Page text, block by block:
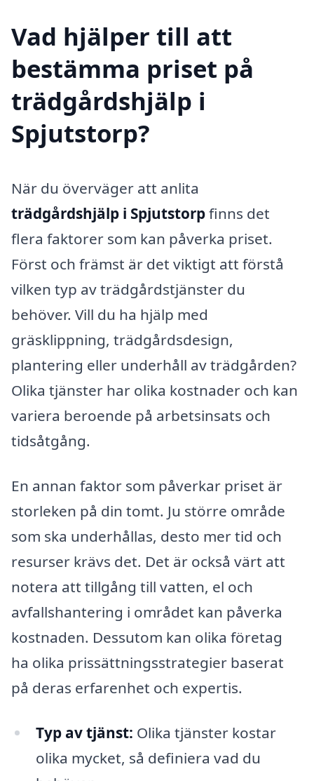
Vad hjälper till att
bestämma priset på
trädgårdshjälp i
Spjutstorp?
När du överväger att anlita
trädgårdshjälp i Spjutstorpfinns det
flera faktorer som kan påverka priset.
Först och främst är det viktigt att förstå
vilken typ av trädgårdstjänster du
behöver. Vill du ha hjälp med
gräsklippning, trädgårdsdesign,
plantering eller underhåll av trädgården?
Olika tjänster har olika kostnader och kan
variera beroende på arbetsinsats och
tidsåtgång.
En annan faktor som påverkar priset är
storleken på din tomt. Ju större område
som ska underhållas, desto mer tid och
resurser krävs det. Det är också värt att
notera att tillgång till vatten, el och
avfallshantering i området kan påverka
kostnaden. Dessutom kan olika företag
ha olika prissättningsstrategier baserat
på deras erfarenhet och expertis.
Typ av tjänst: Olika tjänster kostar
olika mycket, så definiera vad du